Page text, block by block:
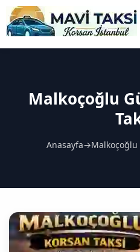
Malkoçoğlu
Anasayfa→Malkoçoğlu